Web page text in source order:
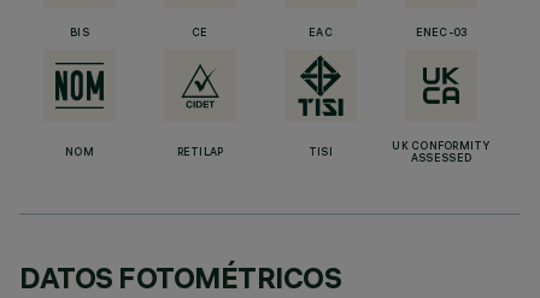
BIS CE EAC ENEC-03
NOM RETILAP TISI
UK CONFORMITY
ASSESSED
DATOS FOTOMÉTRICOS